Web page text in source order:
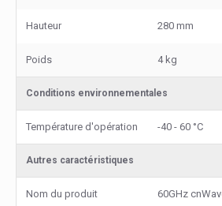
Hauteur 280 mm
Poids 4 kg
Conditions environnementales
Température d'opération -40 - 60 °C
Autres caractéristiques
Nom du produit 60GHz